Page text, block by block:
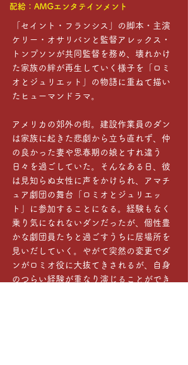
配給：AMGエンタテインメント
「セイント・フランシス」の脚本・主演
ケリー・オサリバンと監督アレックス・
トンプソンが共同監督を務め、壊れかけ
た家族の絆が再生していく様子を「ロミ
オとジュリエット」の物語に重ねて描い
たヒューマンドラマ。
アメリカの郊外の街。建設作業員のダン
は家族に起きた悲劇から立ち直れず、仲
の良かった妻や思春期の娘とすれ違う
日々を過ごしていた。そんなある日、彼
は見知らぬ女性に声をかけられ、アマチ
ュア劇団の舞台「ロミオとジュリエッ
ト」に参加することになる。経験もなく
乗り気になれないダンだったが、個性豊
かな劇団員たちと過ごすうちに居場所を
見いだしていく。やがて突然の変更でダ
ンがロミオ役に大抜てきされるが、自身
のつらい経験が重なり演じることができ